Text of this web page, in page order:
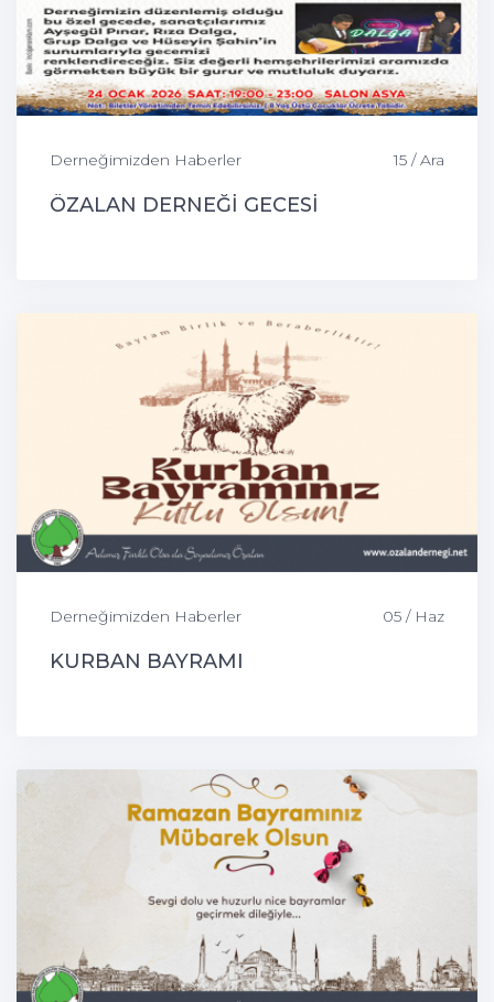
Derneğimizden Haberler 15 / Ara
ÖZALAN DERNEĞİ GECESİ
Derneğimizden Haberler 05 / Haz
KURBAN BAYRAMI